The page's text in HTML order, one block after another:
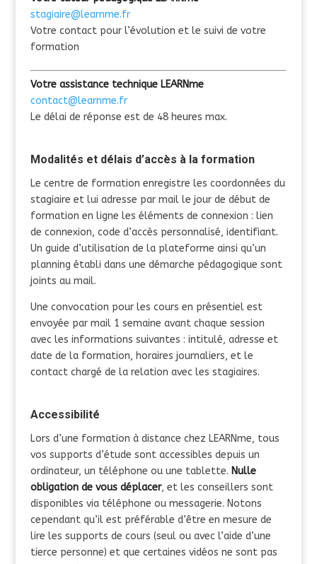
stagiaire@learnme.fr
Votre contact pour l’évolution et le suivi de votre
formation
Votre assistance technique LEARNme
contact@learnme.fr
Le délai de réponse est de 48 heures max.
Modalités et délais d’accès à la formation
Le centre de formation enregistre les coordonnées du
stagiaire et lui adresse par mail le jour de début de
formation en ligne les éléments de connexion : lien
de connexion, code d’accès personnalisé, identifiant.
Un guide d’utilisation de la plateforme ainsi qu’un
planning établi dans une démarche pédagogique sont
joints au mail.
Une convocation pour les cours en présentiel est
envoyée par mail 1 semaine avant chaque session
avec les informations suivantes : intitulé, adresse et
date de la formation, horaires journaliers, et le
contact chargé de la relation avec les stagiaires.
Accessibilité
Lors d’une formation à distance chez LEARNme, tous
vos supports d’étude sont accessibles depuis un
ordinateur, un téléphone ou une tablette. Nulle
obligation de vous déplacer, et les conseillers sont
disponibles via téléphone ou messagerie. Notons
cependant qu’il est préférable d’être en mesure de
lire les supports de cours (seul ou avec l’aide d’une
tierce personne) et que certaines vidéos ne sont pas